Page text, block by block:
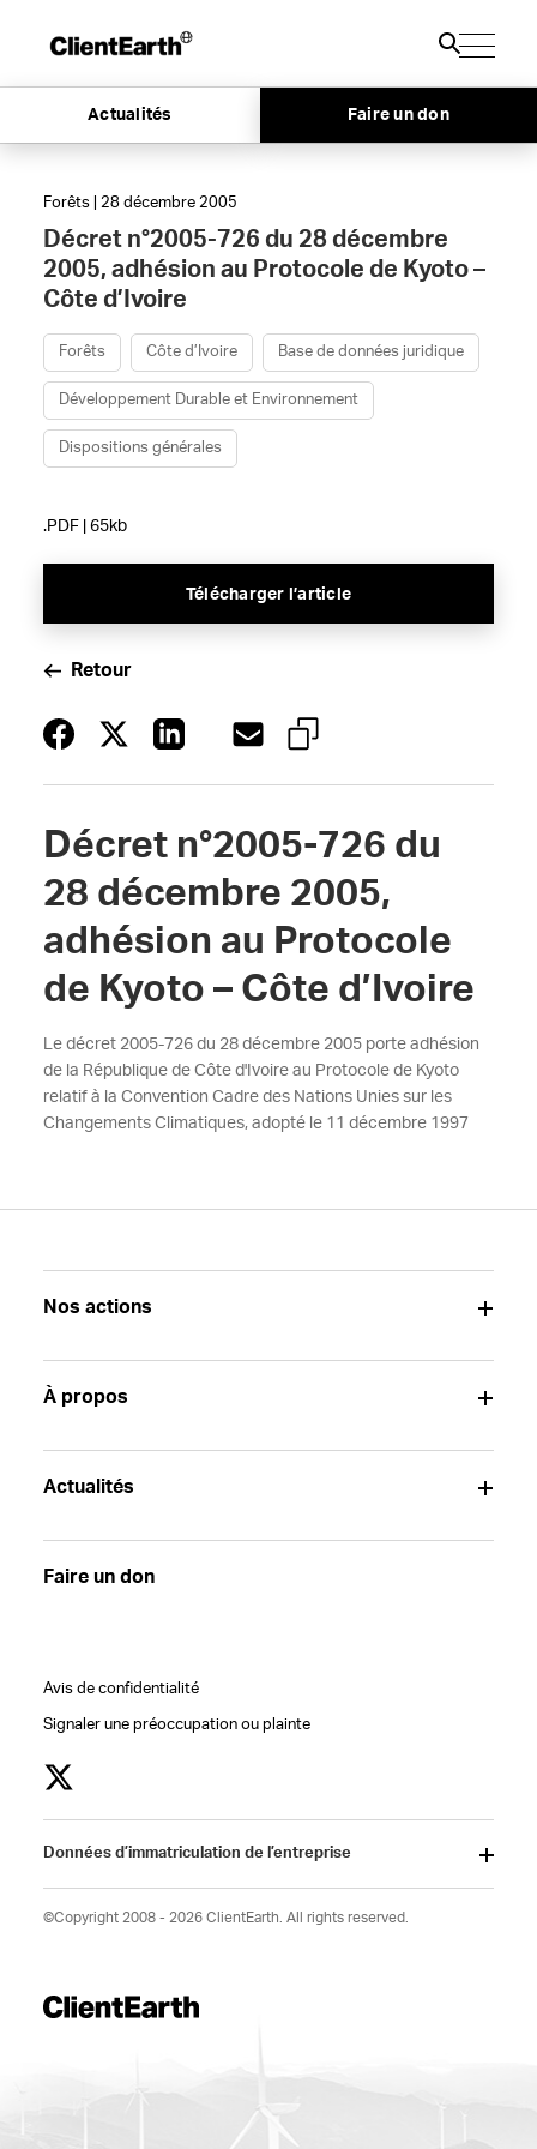
Actualités Faire un don
Forêts | 28 décembre 2005
Décret n°2005-726 du 28 décembre
2005, adhésion au Protocole de Kyoto –
Côte d’Ivoire
Forêts Côte d’Ivoire Base de données juridique
Développement Durable et Environnement
Dispositions générales
.PDF | 65kb
Télécharger l’article
Retour
Décret n°2005-726 du
28 décembre 2005,
adhésion au Protocole
de Kyoto – Côte d’Ivoire
Le décret 2005-726 du 28 décembre 2005 porte adhésion
de la République de Côte d'Ivoire au Protocole de Kyoto
relatif à la Convention Cadre des Nations Unies sur les
Changements Climatiques, adopté le 11 décembre 1997
Nos actions
À propos
Actualités
Faire un don
Avis de confidentialité
Signaler une préoccupation ou plainte
Données d’immatriculation de l’entreprise
©Copyright 2008 - 2026 ClientEarth. All rights reserved.